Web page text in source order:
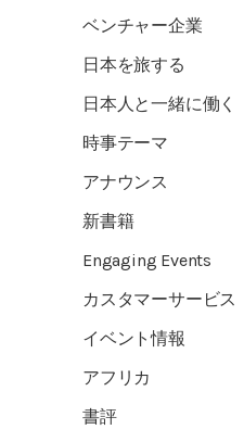
ベンチャー企業
日本を旅する
日本人と一緒に働く
時事テーマ
アナウンス
新書籍
Engaging Events
カスタマーサービス
イベント情報
アフリカ
書評